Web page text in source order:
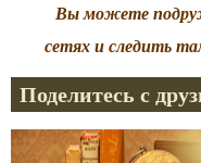
Вы можете
сетях и следить
Поделитесь с